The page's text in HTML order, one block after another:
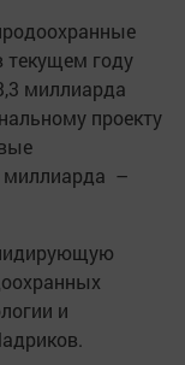
текущем году
миллиарда
проекту
миллиарда –
и